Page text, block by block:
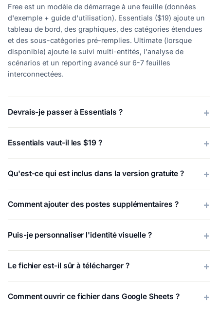
Free est un modèle de démarrage à une feuille (données
d'exemple + guide d'utilisation). Essentials ($19) ajoute un
tableau de bord, des graphiques, des catégories étendues
et des sous-catégories pré-remplies. Ultimate (lorsque
disponible) ajoute le suivi multi-entités, l'analyse de
scénarios et un reporting avancé sur 6-7 feuilles
interconnectées.
Devrais-je passer à Essentials ?
Essentials vaut-il les $19 ?
Qu'est-ce qui est inclus dans la version gratuite ?
Comment ajouter des postes supplémentaires ?
Puis-je personnaliser l'identité visuelle ?
Le fichier est-il sûr à télécharger ?
Comment ouvrir ce fichier dans Google Sheets ?